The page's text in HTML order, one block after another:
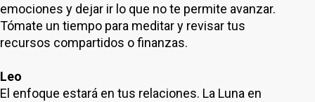
emociones y dejar ir lo que no te permite avanzar.
Tómate un tiempo para meditar y revisar tus
recursos compartidos o finanzas.
Leo
El enfoque estará en tus relaciones. La Luna en